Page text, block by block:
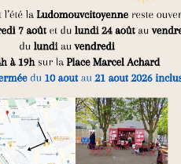
Renouvellement
Un film sur la présentation de
qui ont participé au projet.